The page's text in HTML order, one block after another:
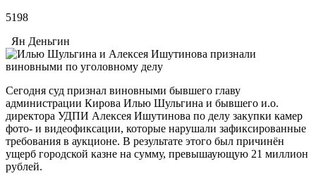
5198
Ян Деньгин
Сегодня суд признал виновными бывшего главу
администрации Кирова Илью Шульгина и бывшего и.о.
директора УДПИ Алексея Ишутинова по делу закупки камер
фото- и видеофиксации, которые нарушали зафиксированные
требования в аукционе. В результате этого был причинён
ущерб городской казне на сумму, превышаующую 21 миллион
рублей.